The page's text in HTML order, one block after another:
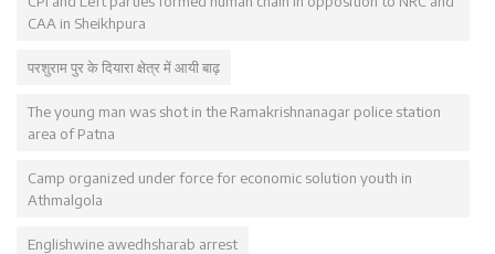
CAA in Sheikhpura
परशुराम पुर के दियारा क्षेत्र में आयी बाढ़
The young man was shot in the Ramakrishnanagar police station
area of ​​Patna
Camp organized under force for economic solution youth in
Athmalgola
Englishwine awedhsharab arrest